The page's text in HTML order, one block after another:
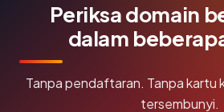
Periksa domain
dalam
Tanpa pendaftaran. Tanpa kartu
tersembunyi.